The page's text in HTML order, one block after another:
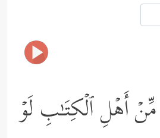
أَهۡلِ ٱلۡكِتَـٰبِ لَوۡ